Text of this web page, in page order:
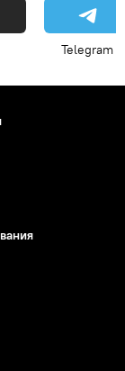
Telegram